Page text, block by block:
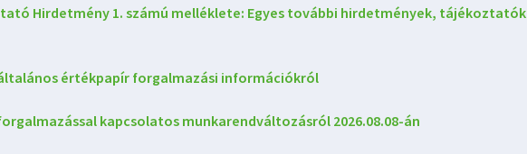
Hirdetmény 1. számú melléklete: Egyes további hirdetmények, tájékoztatók
értékpapír forgalmazási információkról
kapcsolatos munkarendváltozásról 2026.08.08-án